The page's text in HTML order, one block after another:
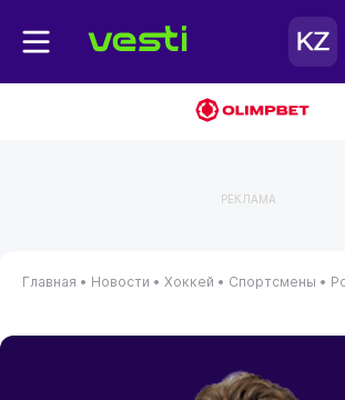
РЕКЛАМА
Главная • Новости • Хоккей • Спортсмены •